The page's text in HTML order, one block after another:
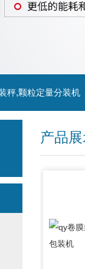
秤,颗粒定量分装机
产品